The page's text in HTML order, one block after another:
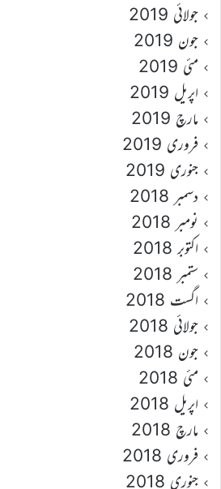
جولائی 2019
جون 2019
مئی 2019
اپریل 2019
مارچ 2019
فروری 2019
جنوری 2019
دسمبر 2018
نومبر 2018
اکتوبر 2018
ستمبر 2018
اگست 2018
جولائی 2018
جون 2018
مئی 2018
اپریل 2018
مارچ 2018
فروری 2018
جنوری 2018